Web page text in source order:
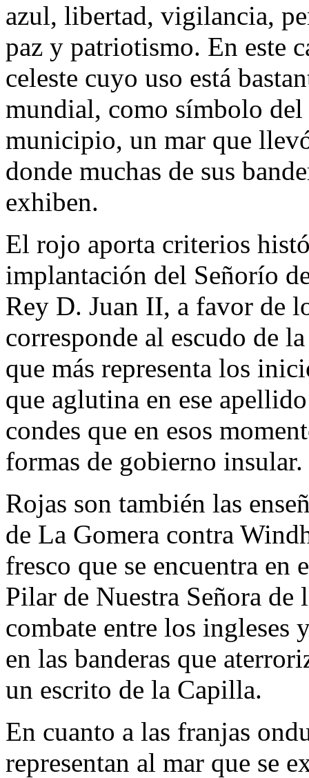
azul, libertad, vigilancia,
paz y patriotismo. En este
celeste cuyo uso está
mundial, como símbolo
municipio, un mar que
donde muchas de sus
exhiben.
El rojo aporta criterios
implantación del Señorío
Rey D. Juan II, a favor de
corresponde al escudo de
que más representa los
que aglutina en ese
condes que en esos
formas de gobierno insular.
Rojas son también las
de La Gomera contra
fresco que se encuentra
Pilar de Nuestra Señora de
combate entre los ingleses
en las banderas que
un escrito de la Capilla.
En cuanto a las franjas
representan al mar que se